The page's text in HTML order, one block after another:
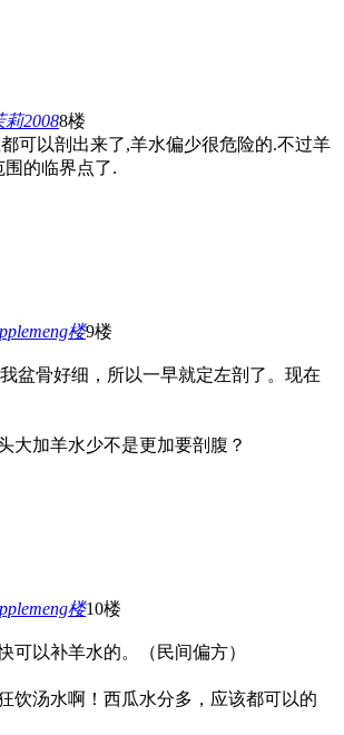
莉20088楼
可以剖出来了,羊水偏少很危险的.不过羊
的临界点了.
楼9楼
盆骨好细，所以一早就定左剖了。现在
大加羊水少不是更加要剖腹？
楼10楼
可以补羊水的。（民间偏方）
饮汤水啊！西瓜水分多，应该都可以的